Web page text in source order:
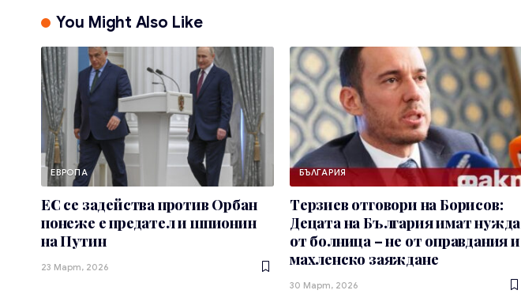
You Might Also Like
ЕВРОПА
ЕС се задейства против Орбан
понеже е предател и шпионин
на Путин
23 Март, 2026
БЪЛГАРИЯ
Терзиев отговори на Борисов:
Децата на България имат нужда
от болница – не от оправдания и
махленско заяждане
30 Март, 2026